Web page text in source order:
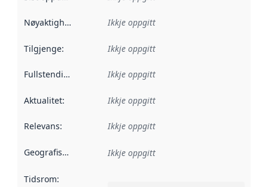
Nøyaktigheit Ikkje oppgitt
Tilgjenge: Ikkje oppgitt
Fullstendigheit Ikkje oppgitt
Aktualitet: Ikkje oppgitt
Relevans: Ikkje oppgitt
Geografisk område Ikkje oppgitt
Tidsrom: